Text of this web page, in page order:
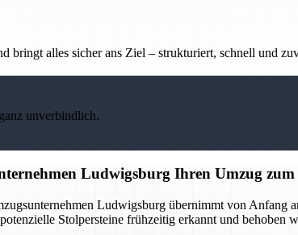
bringt alles sicher ans Ziel – strukturiert, schnell und
unverbindlich.
Ludwigsburg Ihren Umzug
Ludwigsburg übernimmt von Anfang
Stolpersteine frühzeitig erkannt und behoben